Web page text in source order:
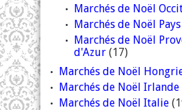
Marchés de Noël
Marchés de Noël
Marchés de Noël
d'Azur (17)
Marchés de Noël
Marchés de Noël Irlande
Marchés de Noël Italie